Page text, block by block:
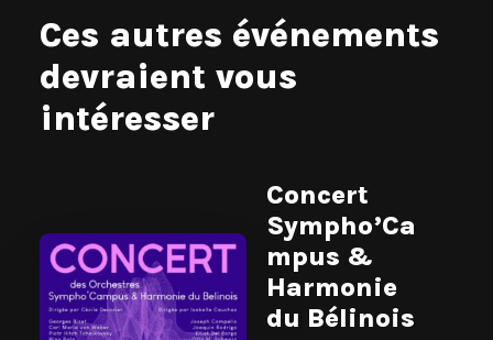
Ces autres événements
devraient vous
intéresser
Concert
Sympho’Ca
mpus &
Harmonie
du Bélinois